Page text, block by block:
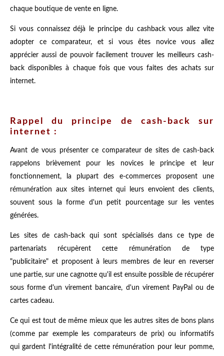
chaque boutique de vente en ligne.
Si vous connaissez déjà le principe du cashback vous allez vite
adopter ce comparateur, et si vous êtes novice vous allez
apprécier aussi de pouvoir facilement trouver les meilleurs cash-
back disponibles à chaque fois que vous faites des achats sur
internet.
Rappel du principe de cash-back sur
internet :
Avant de vous présenter ce comparateur de sites de cash-back
rappelons brièvement pour les novices le principe et leur
fonctionnement, la plupart des e-commerces proposent une
rémunération aux sites internet qui leurs envoient des clients,
souvent sous la forme d'un petit pourcentage sur les ventes
générées.
Les sites de cash-back qui sont spécialisés dans ce type de
partenariats récupèrent cette rémunération de type
"publicitaire" et proposent à leurs membres de leur en reverser
une partie, sur une cagnotte qu'il est ensuite possible de récupérer
sous forme d'un virement bancaire, d'un virement PayPal ou de
cartes cadeau.
Ce qui est tout de même mieux que les autres sites de bons plans
(comme par exemple les comparateurs de prix) ou informatifs
qui gardent l'intégralité de cette rémunération pour leur pomme,